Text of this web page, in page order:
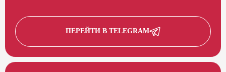
ПЕРЕЙТИ В TELEGRAM